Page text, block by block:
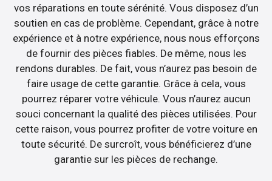
vos réparations en toute sérénité. Vous disposez d’un
soutien en cas de problème. Cependant, grâce à notre
expérience et à notre expérience, nous nous efforçons
de fournir des pièces fiables. De même, nous les
rendons durables. De fait, vous n’aurez pas besoin de
faire usage de cette garantie. Grâce à cela, vous
pourrez réparer votre véhicule. Vous n’aurez aucun
souci concernant la qualité des pièces utilisées. Pour
cette raison, vous pourrez profiter de votre voiture en
toute sécurité. De surcroît, vous bénéficierez d’une
garantie sur les pièces de rechange.